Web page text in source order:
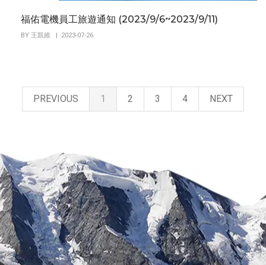
福佑電機員工旅遊通知 (2023/9/6~2023/9/11)
BY 王凱維 | 2023-07-26
PREVIOUS 1 2 3 4 NEXT